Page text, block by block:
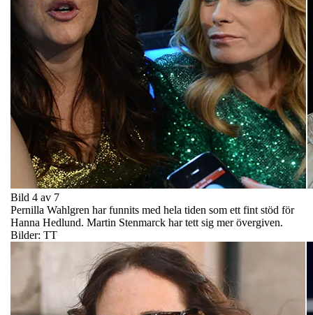
Bild 4 av 7
Pernilla Wahlgren har funnits med hela tiden som ett fint stöd för
Hanna Hedlund. Martin Stenmarck har tett sig mer övergiven.
Bilder: TT